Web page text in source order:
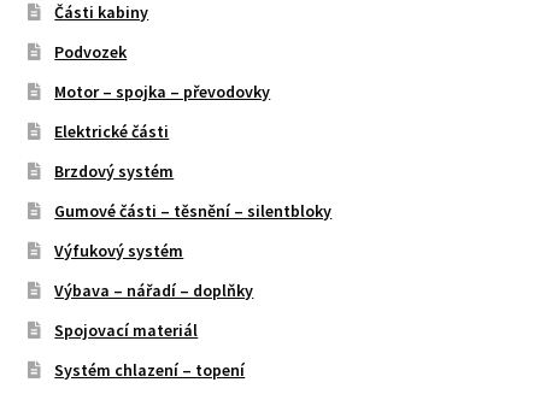
Části kabiny
Podvozek
Motor – spojka – převodovky
Elektrické části
Brzdový systém
Gumové části – těsnění – silentbloky
Výfukový systém
Výbava – nářadí – doplňky
Spojovací materiál
Systém chlazení – topení